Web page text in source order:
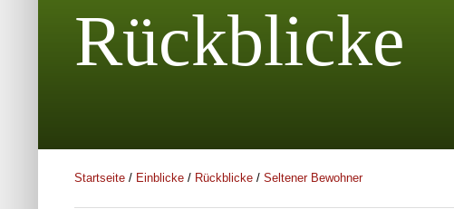
Rückblicke
Startseite / Einblicke / Rückblicke / Seltener Bewohner